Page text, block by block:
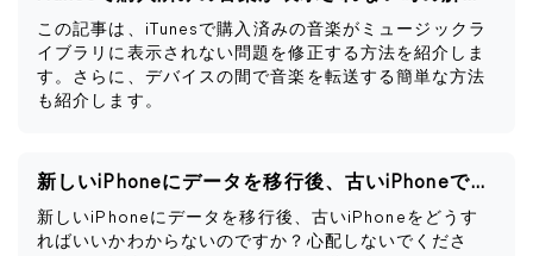
この記事は、iTunesで購入済みの音楽がミュージックラ
イブラリに表示されない問題を修正する方法を紹介しま
す。さらに、デバイスの間で音楽を転送する簡単な方法
も紹介します。
新しいiPhoneにデータを移行後、古いiPhoneですべきこと
新しいiPhoneにデータを移行後、古いiPhoneをどうす
ればいいかわからないのですか？心配しないでくださ